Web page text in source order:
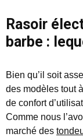
Rasoir
barbe :
Bien qu’il soit
des modèles tout
de confort
Comme nous
marché des